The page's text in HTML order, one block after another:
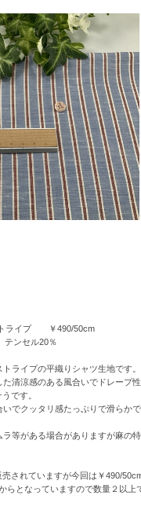
ライプ ￥490/50cm
ンセル20％
ライプの平織りシャツ生地です。
清涼感のある風合いでドレープ
です。
でクッタリ感たっぷりで滑らか
等がある場合がありますが麻の
されていますが今回は￥490/
らとなっていますので数量２以上